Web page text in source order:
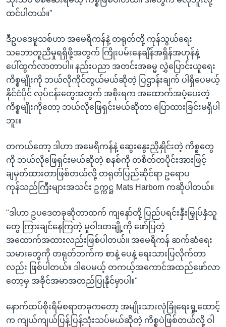
ထင်ပါတယ်။"
ဒီဥပဒေမူသစ်ဟာ အမေရိကန်နဲ့ တရုတ်တို့ ကုန်သွယ်ရေး
သဘောတူညီမှုရရှိဖို့အတွက် ကြိုးပမ်းနေချိန်အရှိန်အဟုန်နဲ့
ပေါ်ထွက်လာတာပါ။ နည်းပညာ အတင်းအဓမ္မ လွှဲပြောင်းယူရေး
ကိစ္စမျိုးကို ဘယ်လိုကိုင်တွယ်မယ်ဆိုတဲ့ ပြဌာန်းချက် ပါရှိပေမယ့်
နိုင်ငံပိုင် လုပ်ငန်းတွေအတွက် အစိုးရက အထောက်အပံ့ပေးတဲ့
ကိစ္စမျိုးကိုတော့ ဘယ်လိုဖြေရှင်းမယ်ဆိုတာ ပြောထားခြင်းမရှိပါ
ဘူး။
တကယ်တော့ ဒါဟာ အမေရိကန်နဲ့ ဆွေးနွေးညှိနှိုင်းတဲ့ ကိစ္စတွေ
ကို ဘယ်လိုဖြေရှင်းမယ်ဆိုတဲ့ စနစ်ကို တစိတ်တပိုင်းအားဖြင့်
ချမှတ်ထားတာဖြစ်တယ်လို့ တရုတ်ပြည်ဆိုင်ရာ ဥရောပ
ကုန်သည်ကြီးများအသင်း ဥက္ကဋ္ဌ Mats Harborn ကဆိုပါတယ်။
"ဒါဟာ ဥပဒေတခုဆိုတာထက် ကျနော်တို့ ပြည်ပရင်းနှီးမြှုပ်နှံသူ
တွေ ကြားချင်နေကြတဲ့ မှုဝါဒတချို့ကို ဖော်ပြတဲ့
အထောက်အထားလည်းဖြစ်ပါတယ်။ အမေရိကန် ဆက်ဆံရေး
သမားတွေကို တရုတ်ဘက်က စာနဲ့ ပေနဲ့ ရေးသားပြလိုက်တာ
လည်း ဖြစ်ပါတယ်။ ဒါပေမယ့် တကယ့်အကောင်အထည်ဖော်လာ
တော့မှ အခိုင်အမာအတည်ပြုနိုင်မှာပါ။"
နောက်ထပ်စိုးရိမ်စရာတခုကတော့ အမျိုးသားလုံခြုံရေးရှု့ထောင့်
က ကျယ်ကျယ်ပြန့်ပြန့်သုံးသပ်မယ်ဆိုတဲ့ ကိစ္စပဲဖြစ်တယ်လို့ ဝါ